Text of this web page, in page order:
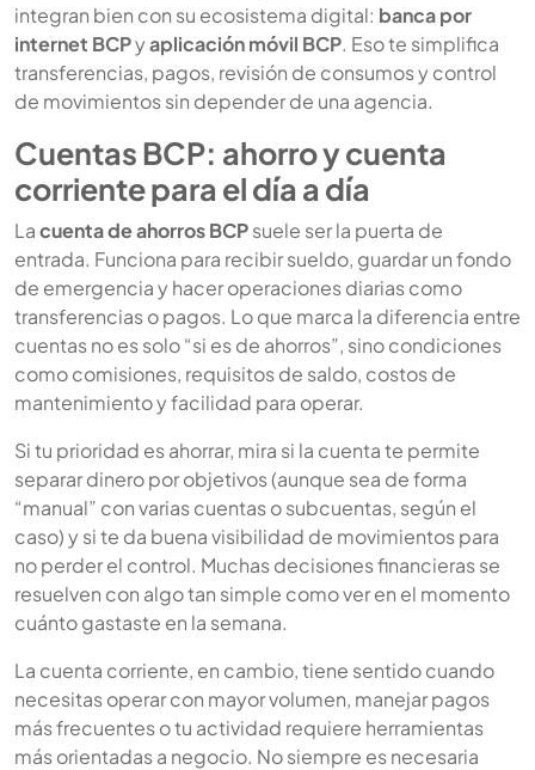
integran bien con su ecosistema digital: banca por
internet BCPyaplicación móvil BCP. Eso te simplifica
transferencias, pagos, revisión de consumos y control
de movimientos sin depender de una agencia.
Cuentas BCP: ahorro y cuenta
corriente para el día a día
Lacuenta de ahorros BCPsuele ser la puerta de
entrada. Funciona para recibir sueldo, guardar un fondo
de emergencia y hacer operaciones diarias como
transferencias o pagos. Lo que marca la diferencia entre
cuentas no es solo “si es de ahorros”, sino condiciones
como comisiones, requisitos de saldo, costos de
mantenimiento y facilidad para operar.
Si tu prioridad es ahorrar, mira si la cuenta te permite
separar dinero por objetivos (aunque sea de forma
“manual” con varias cuentas o subcuentas, según el
caso) y si te da buena visibilidad de movimientos para
no perder el control. Muchas decisiones financieras se
resuelven con algo tan simple como ver en el momento
cuánto gastaste en la semana.
La cuenta corriente, en cambio, tiene sentido cuando
necesitas operar con mayor volumen, manejar pagos
más frecuentes o tu actividad requiere herramientas
más orientadas a negocio. No siempre es necesaria